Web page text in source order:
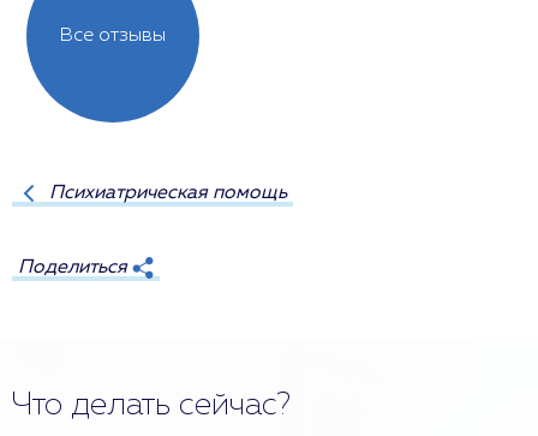
Все отзывы
Психиатрическая помощь
Поделиться
Что делать сейчас?